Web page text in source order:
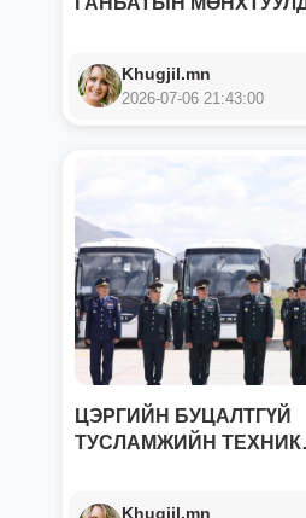
Khugjil.mn
2026-07-06 21:43:00
ЦЭРГИЙН БУЦАЛТГҮЙ
ТУСЛАМЖИЙН ТЕХНИК
Khugjil.mn